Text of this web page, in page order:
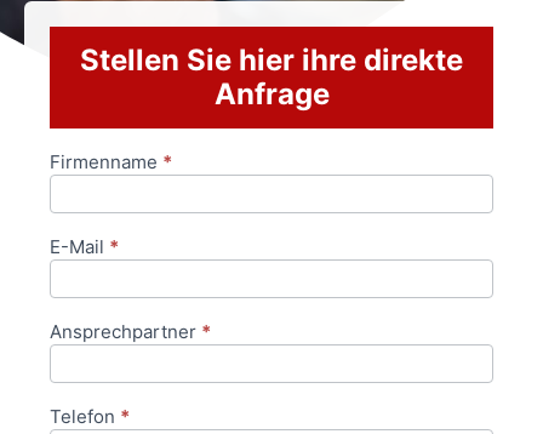
Stellen Sie hier ihre direkte
Anfrage
Anfrageformular
Firmenname *
E-Mail *
Ansprechpartner *
Telefon *